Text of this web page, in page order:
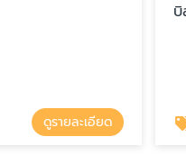
ดูรายละเอียด
บิสม
อ